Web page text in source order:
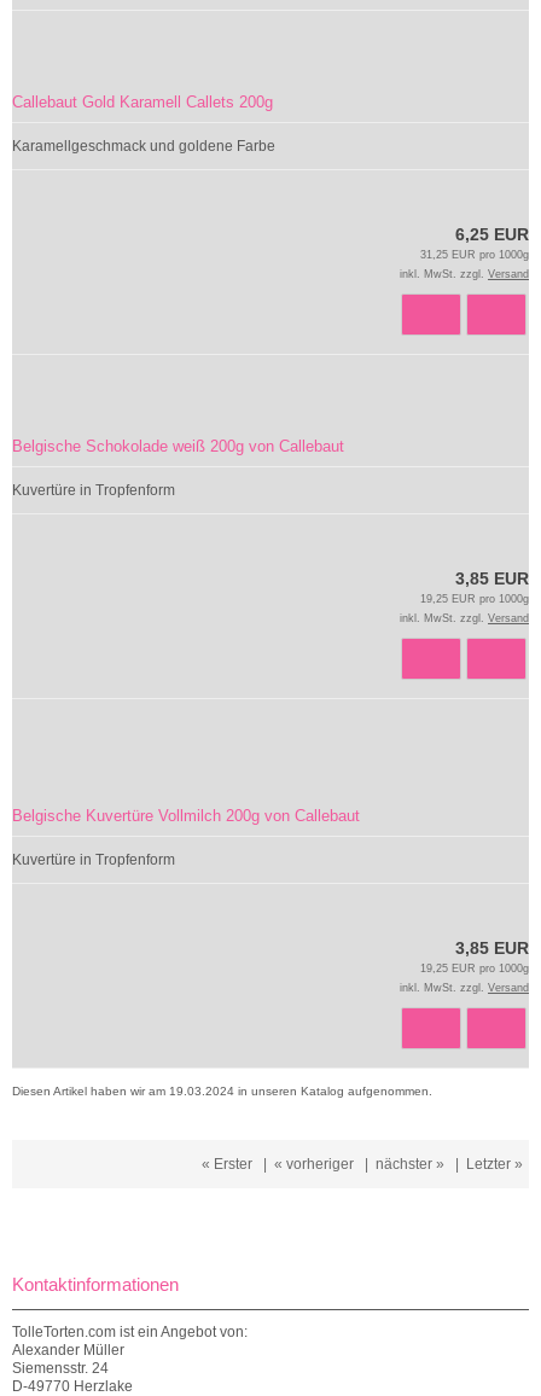
Callebaut Gold Karamell Callets 200g
Karamellgeschmack und goldene Farbe
6,25 EUR
31,25 EUR pro 1000g
inkl. MwSt. zzgl. Versand
Belgische Schokolade weiß 200g von Callebaut
Kuvertüre in Tropfenform
3,85 EUR
19,25 EUR pro 1000g
inkl. MwSt. zzgl. Versand
Belgische Kuvertüre Vollmilch 200g von Callebaut
Kuvertüre in Tropfenform
3,85 EUR
19,25 EUR pro 1000g
inkl. MwSt. zzgl. Versand
Diesen Artikel haben wir am 19.03.2024 in unseren Katalog aufgenommen.
« Erster | « vorheriger | nächster » | Letzter »
Kontaktinformationen
TolleTorten.com ist ein Angebot von:
Alexander Müller
Siemensstr. 24
D-49770 Herzlake